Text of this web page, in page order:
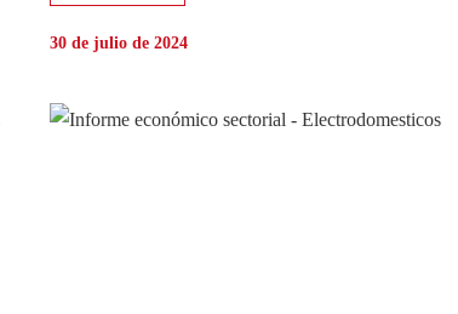
30 de julio de 2024